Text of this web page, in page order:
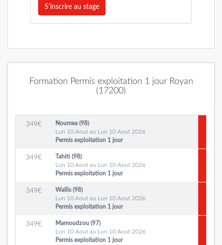
S'inscrire au stage
Formation Permis exploitation 1 jour Royan
(17200)
349€
Noumea (98)
Lun 10 Aout au Lun 10 Aout 2026
Permis exploitation 1 jour
349€
Tahiti (98)
Lun 10 Aout au Lun 10 Aout 2026
Permis exploitation 1 jour
349€
Wallis (98)
Lun 10 Aout au Lun 10 Aout 2026
Permis exploitation 1 jour
349€
Mamoudzou (97)
Lun 10 Aout au Lun 10 Aout 2026
Permis exploitation 1 jour